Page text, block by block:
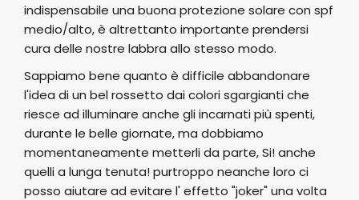
indispensabile una buona protezione solare con spf
medio/alto, è altrettanto importante prendersi
cura delle nostre labbra allo stesso modo.
Sappiamo bene quanto è difficile abbandonare
l'idea di un bel rossetto dai colori sgargianti che
riesce ad illuminare anche gli incarnati più spenti,
durante le belle giornate, ma dobbiamo
momentaneamente metterli da parte, Si! anche
quelli a lunga tenuta! purtroppo neanche loro ci
posso aiutare ad evitare l' effetto "joker" una volta